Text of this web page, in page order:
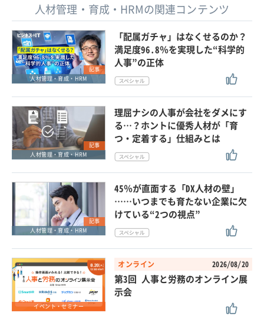
人材管理・育成・HRMの関連コンテンツ
記事
人材管理・育成・HRM
「配属ガチャ」はなくせるのか？
満足度96.8％を実現した“科学的
人事”の正体
記事
人材管理・育成・HRM
理屈ナシの人事が会社をダメにす
る…？ホントに優秀人材が「育
つ・定着する」仕組みとは
記事
人材管理・育成・HRM
45％が直面する「DX人材の壁」
……いつまでも育たない企業に欠
けている“2つの視点”
イベント・セミナー
オンライン 2026/08/20
第3回 人事と労務のオンライン展
示会